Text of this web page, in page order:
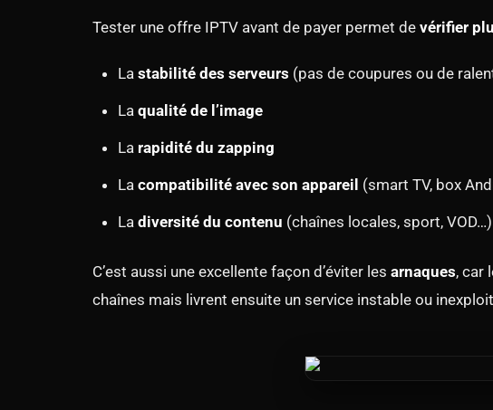
Tester une offre IPTV avant de payer permet de vérifier
La stabilité des serveurs (pas de coupures ou de
La qualité de l’image
La rapidité du zapping
La compatibilité avec son appareil (smart TV, box
La diversité du contenu (chaînes locales, sport, VOD…)
C’est aussi une excellente façon d’éviter les arnaques, car
chaînes mais livrent ensuite un service instable ou